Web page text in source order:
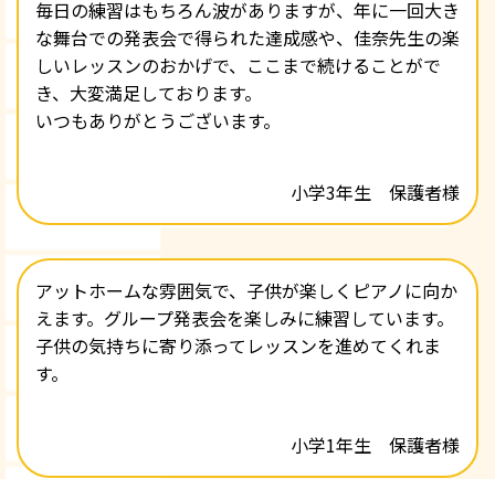
毎日の練習はもちろん波がありますが、年に一回大き
な舞台での発表会で得られた達成感や、佳奈先生の楽
しいレッスンのおかげで、ここまで続けることがで
き、大変満足しております。
いつもありがとうございます。
小学3年生 保護者様
アットホームな雰囲気で、子供が楽しくピアノに向か
えます。グループ発表会を楽しみに練習しています。
子供の気持ちに寄り添ってレッスンを進めてくれま
す。
小学1年生 保護者様